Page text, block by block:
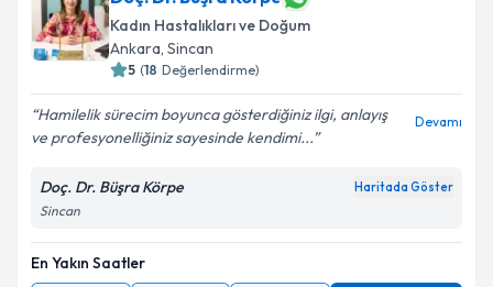
Kadın Hastalıkları ve Doğum
Ankara, Sincan
5 (18 Değerlendirme)
Hamilelik sürecim boyunca gösterdiğiniz ilgi, anlayış
ve profesyonelliğiniz sayesinde kendimi...
Devamı
Doç. Dr. Büşra Körpe Haritada Göster
Sincan
En Yakın Saatler